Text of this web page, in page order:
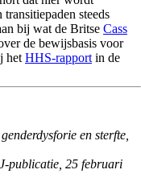
steeds
bij wat de Britse Cass
de bewijsbasis voor
het HHS-rapport in de
en sterfte,
publicatie, 25 februari